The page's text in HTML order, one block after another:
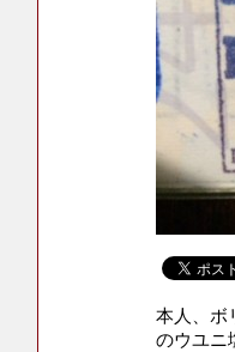
本人、ボ
のウユニ